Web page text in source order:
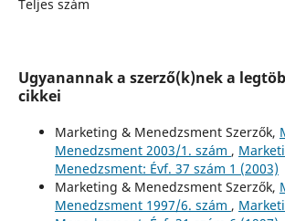
Teljes szám
Ugyanannak a szerző(k)nek a
cikkei
Marketing & Menedzsment Szerzők,
Menedzsment 2003/1. szám ,
Menedzsment: Évf. 37 szám 1 (2003)
Marketing & Menedzsment Szerzők,
Menedzsment 1997/6. szám ,